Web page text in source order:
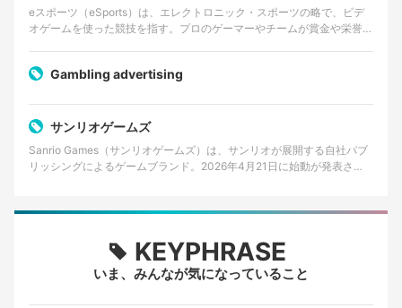
eスポーツ（eSports）は、エレクトロニック・スポーツの略で、ビデ
オゲームを使った競技を指す。プロのゲーマーやチームが賞金や栄誉を
Gambling advertising
サンリオゲームズ
Sanrio Games（サンリオゲームズ）は、サンリオが展開する自社パブ
リッシングによるゲームブランド。2026年4月21日に始動が発表さ
KEYPHRASE
いま、みんなが気になっていること